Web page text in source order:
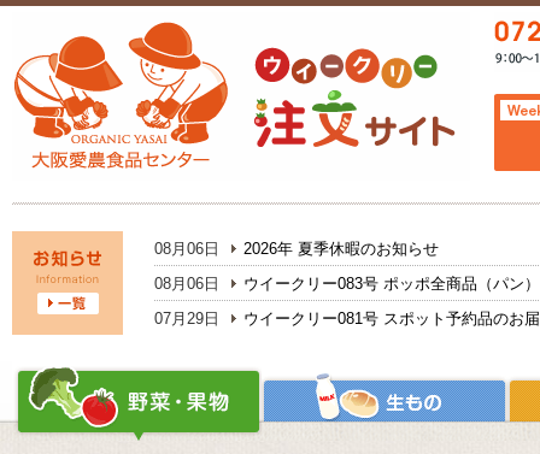
08月06日
2026年 夏季休暇のお知らせ
08月06日
ウイークリー083号 ポッポ全商品（パン
07月29日
ウイークリー081号 スポット予約品のお